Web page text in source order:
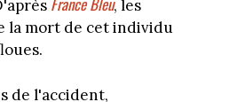
, les
la mort de cet individu
de l'accident,